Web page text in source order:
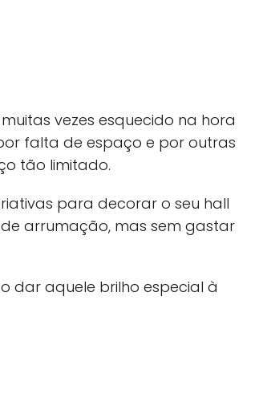
vezes esquecido na hora
falta de espaço e por outras
tão limitado.
para decorar o seu hall
arrumação, mas sem gastar
dar aquele brilho especial à